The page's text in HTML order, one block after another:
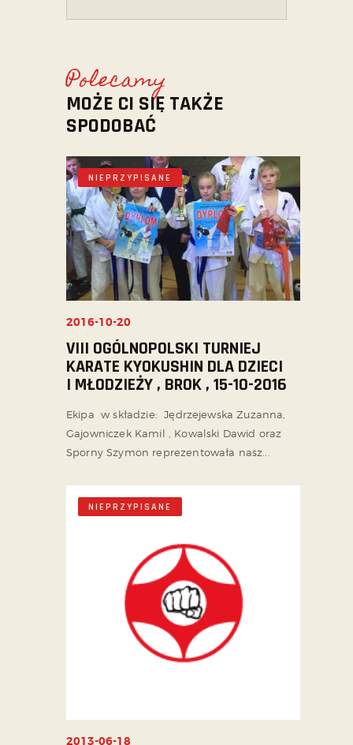
Polecamy
MOŻE CI SIĘ TAKŻE
SPODOBAĆ
NIEPRZYPISANE
2016-10-20
VIII OGÓLNOPOLSKI TURNIEJ
KARATE KYOKUSHIN DLA DZIECI
I MŁODZIEŻY , BROK , 15-10-2016
Ekipa w składzie: Jędrzejewska Zuzanna,
Gajowniczek Kamil , Kowalski Dawid oraz
Sporny Szymon reprezentowała nasz...
NIEPRZYPISANE
2013-06-18